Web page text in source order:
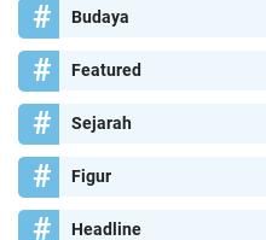
Budaya
Featured
Sejarah
Figur
Headline